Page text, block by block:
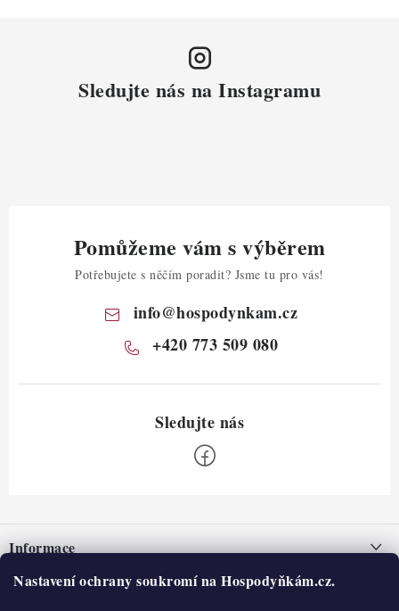
Nastavení ochrany soukromí na Hospodyňkám.cz.
Sledujte nás na Instagramu
Pomůžeme vám s výběrem
Potřebujete s něčím poradit? Jsme tu pro vás!
info@hospodynkam.cz
+420 773 509 080
pInformace
Nepřevzetí zásilky na dobírku
O nás